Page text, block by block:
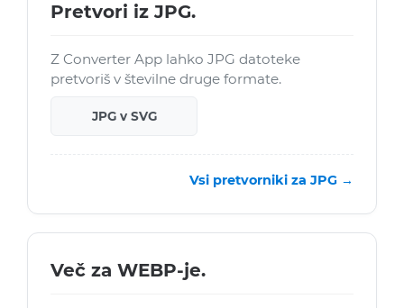
Pretvori iz JPG.
Z Converter App lahko JPG datoteke
pretvoriš v številne druge formate.
JPG v SVG
Vsi pretvorniki za JPG →
Več za WEBP-je.